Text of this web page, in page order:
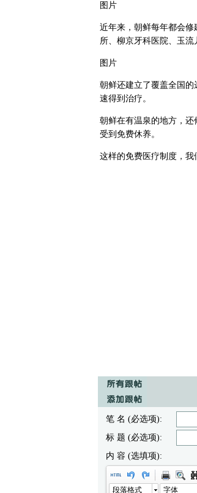
图片
近年来，朝鲜每年都会
所、柳京牙科医院、玉流
图片
朝鲜还建立了覆盖全国
速得到治疗。
朝鲜在有温泉的地方，
受到免费休养。
这样的免费医疗制度，我
笔 名 (必选项):
标 题 (必选项):
内 容 (选填项):
段落格式 字体